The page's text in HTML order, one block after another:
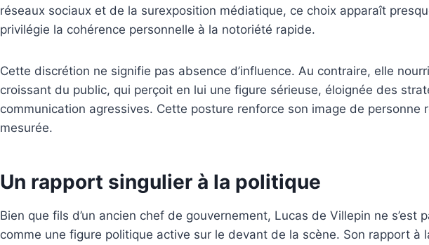
réseaux sociaux et de la surexposition médiatique, ce choix apparaît
privilégie la cohérence personnelle à la notoriété rapide.
Cette discrétion ne signifie pas absence d’influence. Au contraire, elle
croissant du public, qui perçoit en lui une figure sérieuse, éloignée des
communication agressives. Cette posture renforce son image de personne
mesurée.
Un rapport singulier à la politique
Bien que fils d’un ancien chef de gouvernement, Lucas de Villepin ne s’est
comme une figure politique active sur le devant de la scène. Son rapport à